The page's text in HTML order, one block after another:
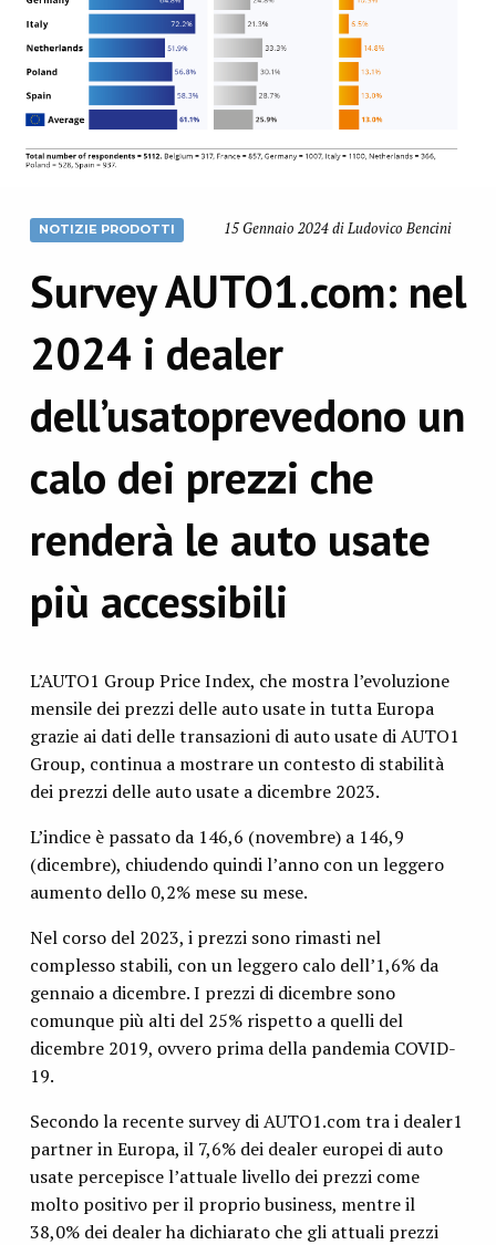
NOTIZIE PRODOTTI 15 Gennaio 2024 di Ludovico Bencini
Survey AUTO1.com: nel
2024 i dealer
dell’usatoprevedono un
calo dei prezzi che
renderà le auto usate
più accessibili
L’AUTO1 Group Price Index, che mostra l’evoluzione
mensile dei prezzi delle auto usate in tutta Europa
grazie ai dati delle transazioni di auto usate di AUTO1
Group, continua a mostrare un contesto di stabilità
dei prezzi delle auto usate a dicembre 2023.
L’indice è passato da 146,6 (novembre) a 146,9
(dicembre), chiudendo quindi l’anno con un leggero
aumento dello 0,2% mese su mese.
Nel corso del 2023, i prezzi sono rimasti nel
complesso stabili, con un leggero calo dell’1,6% da
gennaio a dicembre. I prezzi di dicembre sono
comunque più alti del 25% rispetto a quelli del
dicembre 2019, ovvero prima della pandemia COVID-
19.
Secondo la recente survey di AUTO1.com tra i dealer1
partner in Europa, il 7,6% dei dealer europei di auto
usate percepisce l’attuale livello dei prezzi come
molto positivo per il proprio business, mentre il
38,0% dei dealer ha dichiarato che gli attuali prezzi